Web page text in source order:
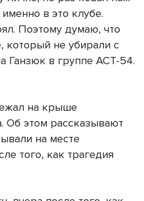
в это клубе.
Поэтому думаю, что
который не убирали с
Ганзюк в группе АСТ-54.
на крыше
Об этом рассказывают
на месте
того, как трагедия